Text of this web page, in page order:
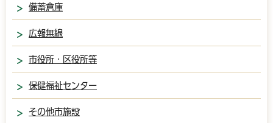
備蓄倉庫
広報無線
市役所・区役所等
保健福祉センター
その他市施設